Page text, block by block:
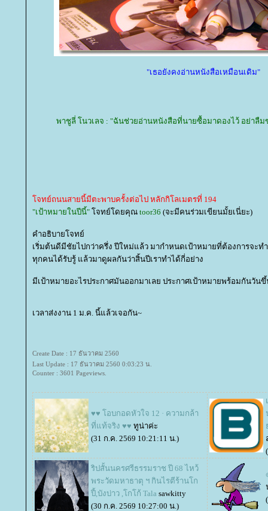
"เธอยังคงอ่านหนังสือเหมือนเดิม"
พาชูลี่ โนวเลจ : "ฉันช่วยอ่านหนังสือที่นายซื้อมาดองไว้ อย่าลื
จทย์ถนนสายนี้มีตะพาบครั้งต่อไป หลักกิโลเมตรที่ 194
"เป้าหมายในปีนี้" จทย์โดยคุณ toor36 (จะมีคนร่วมเขียนมั้ยเนี่ยะ)
คำอธิบายโจทย์
เริ่มต้นดีมีชัยไปกว่าครึ่ง ปีใหม่แล้ว มากำหนดเป้าหมายที่ต้องการจะท
ทุกคนได้รับรู้ แล้วมาดูผลกันว่าสิ้นปีเราทำได้กี่อย่าง
มีเป้าหมายอะไรประกาศมันออกมาเลย ประกาศเป้าหมายพร้อมกันวั
เวลาส่งงาน 1 ม.ค. นี้แล้วเจอกัน~
Create Date : 17 ธันวาคม 2560
Last Update : 17 ธันวาคม 2560 0:03:23 น.
Counter : 3601 Pageviews.
♥♥ โอบกอดหัวใจ 12 · ความกล้า
ที่แท้จริง ♥♥ ทูน่าค่ะ
(31 ก.ค. 2569 10:21:11 น.)
ริปสั้นนครศรีธรรมราช ปี 68 ไหว้
พระวัดมหาธาตุ ฯ กินไรตีร้านโก
ปี้,บังบ่าว ,โกโก้ Tala sawkitty
(30 ก.ค. 2569 10:27:00 น.)